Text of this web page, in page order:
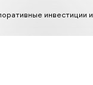
инвестиции